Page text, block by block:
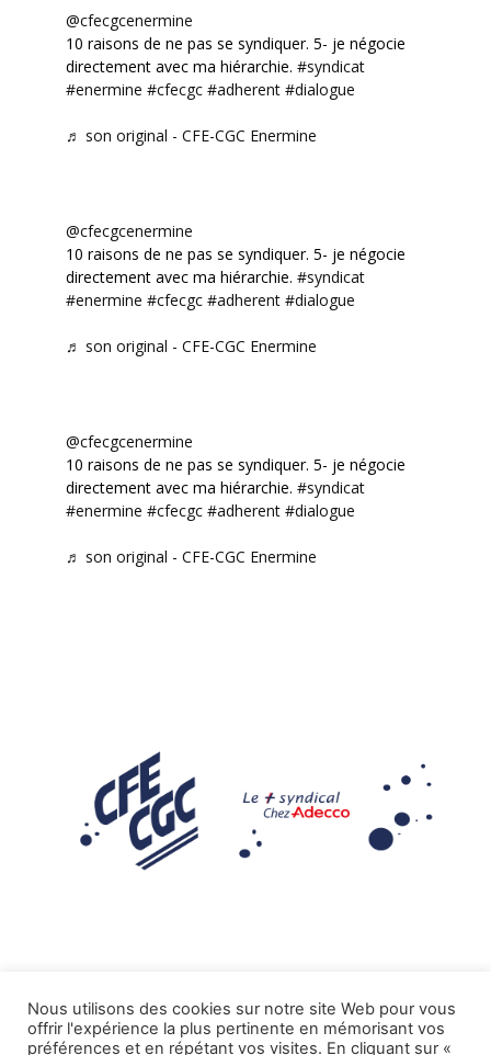
@cfecgcenermine
10 raisons de ne pas se syndiquer. 5- je négocie
directement avec ma hiérarchie. #syndicat
#enermine #cfecgc #adherent #dialogue
♬ son original - CFE-CGC Enermine
@cfecgcenermine
10 raisons de ne pas se syndiquer. 5- je négocie
directement avec ma hiérarchie. #syndicat
#enermine #cfecgc #adherent #dialogue
♬ son original - CFE-CGC Enermine
@cfecgcenermine
10 raisons de ne pas se syndiquer. 5- je négocie
directement avec ma hiérarchie. #syndicat
#enermine #cfecgc #adherent #dialogue
♬ son original - CFE-CGC Enermine
Mentions légales
Nous utilisons des cookies sur notre site Web pour vous
offrir l'expérience la plus pertinente en mémorisant vos
préférences et en répétant vos visites. En cliquant sur «